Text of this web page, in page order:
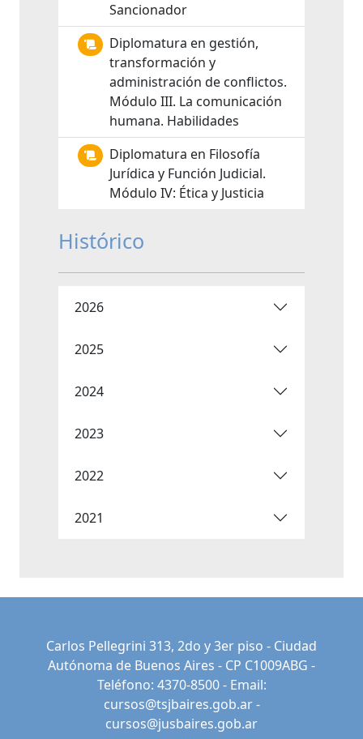
Sancionador
Diplomatura en gestión,
transformación y
administración de conflictos.
Módulo III. La comunicación
humana. Habilidades
Diplomatura en Filosofía
Jurídica y Función Judicial.
Módulo IV: Ética y Justicia
Histórico
2026
2025
2024
2023
2022
2021
Carlos Pellegrini 313, 2do y 3er piso - Ciudad
Autónoma de Buenos Aires - CP C1009ABG -
Teléfono: 4370-8500 - Email:
cursos@tsjbaires.gob.ar-
cursos@jusbaires.gob.ar